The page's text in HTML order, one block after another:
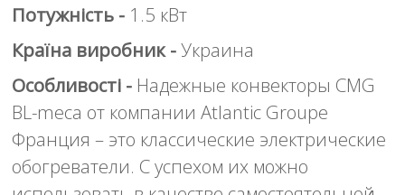
Потужність - 1.5 кВт
Країна виробник -Украина
Особливості - Надежные конвекторы CMG
BL-meca от компании Atlantic Groupe
Франция – это классические электрические
обогреватели. С успехом их можно